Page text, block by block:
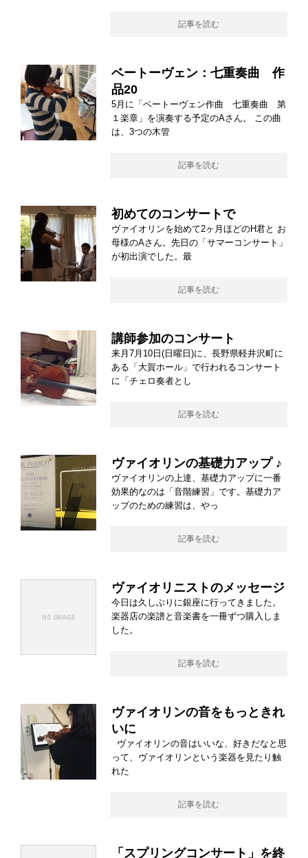
記事を読む
ベートーヴェン：七重奏曲 作
品20
5月に「ベートーヴェン作曲 七重奏曲 第
１楽章」を演奏する予定のAさん。 この曲
は、3つの木管
記事を読む
初めてのコンサートで
ヴァイオリンを始めて2ヶ月ほどのH君と お
母様のAさん。先日の「サマーコンサート」
が初出演でした。最
記事を読む
講師参加のコンサート
来月7月10日(日曜日)に、長野県軽井沢町に
ある「大賀ホール」で行われるコンサート
に「チェロ奏者とし
記事を読む
ヴァイオリンの基礎力アップ ♪
ヴァイオリンの上達、基礎力アップに一番
効果的なのは「音階練習」です。基礎力ア
ップのための練習は、やっ
記事を読む
ヴァイオリニストのメッセージ
今日は久しぶりに銀座に行ってきました。
楽器店の楽譜と音楽書を一冊ずつ購入しま
した。
記事を読む
ヴァイオリンの音をもっときれ
いに
ヴァイオリンの音はいいな、好きだなと思
って、ヴァイオリンという楽器を見たり触
れた
記事を読む
「スプリングコンサート」を終